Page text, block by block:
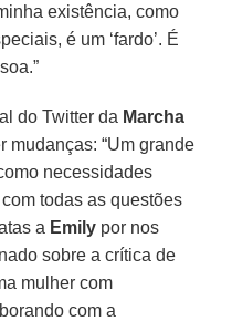
existência, como
é um ‘fardo’. É
do Twitter da Marcha
mudanças: “Um grande
necessidades
todas as questões
a Emily por nos
sobre a crítica de
mulher com
com a